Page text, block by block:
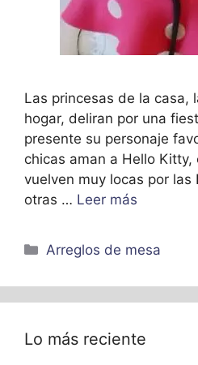
Las princesas de la casa,
hogar, deliran por una
presente su personaje
chicas aman a Hello Kitty,
vuelven muy locas por las
otras … Leer más
Categorías
Arreglos de mesa
Lo más reciente